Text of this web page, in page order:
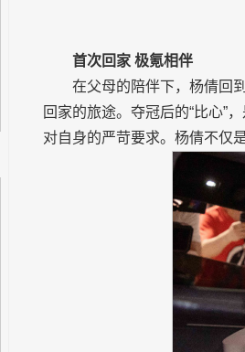
首次回家 极氪相伴
在父母的陪伴下，杨倩回
回家的旅途。夺冠后的“比心”
对自身的严苛要求。杨倩不仅